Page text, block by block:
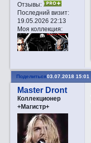
Отзывы:
Последний визит:
19.05.2026 22:13
Моя коллекция:
Поделиться03.07.2018 15:01
Master Dront
Коллекционер
+Магистр+